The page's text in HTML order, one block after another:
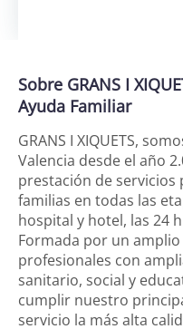
Sobre GRANS I
Ayuda Familiar
GRANS I XIQUETS,
Valencia desde el año
prestación de servicios
familias en todas las
hospital y hotel, las 24
Formada por un
profesionales con
sanitario, social y
cumplir nuestro
servicio la más alta